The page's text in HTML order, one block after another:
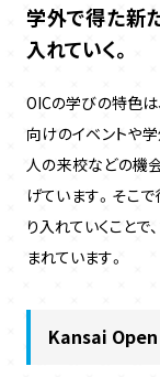
学外で得た新
入れていく。
OICの学びの特色は
向けのイベントや
人の来校などの機
げています。そこ
り入れていくことで
まれています。
Kansai Open